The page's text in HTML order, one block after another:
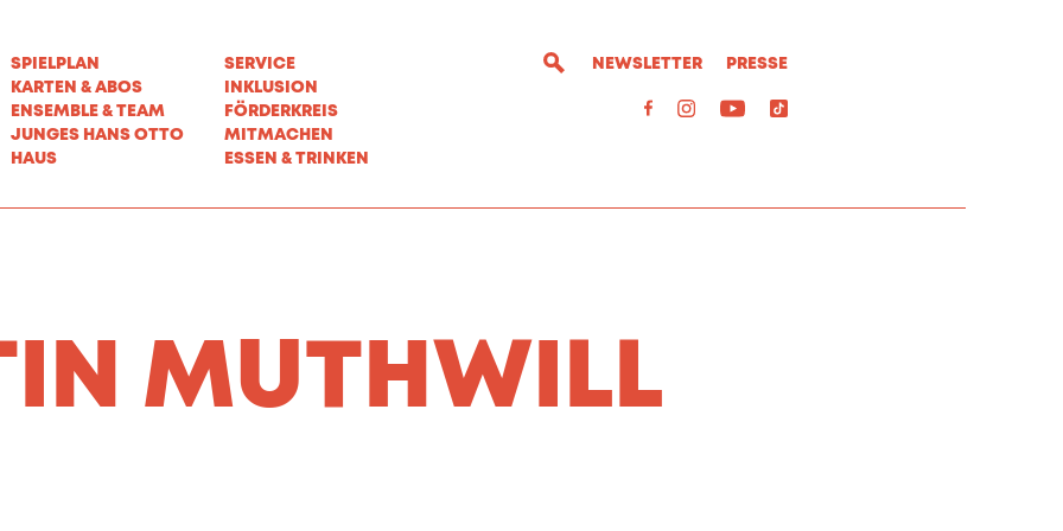
SPIELPLAN
KARTEN & ABOS
ENSEMBLE & TEAM
JUNGES HANS OTTO
HAUS
SERVICE
INKLUSION
FÖRDERKREIS
MITMACHEN
ESSEN & TRINKEN
NEWSLETTER PRESSE
MUTHWILL